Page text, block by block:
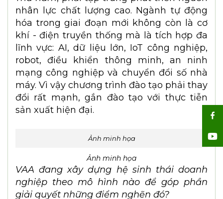
nay nhiều doanh nghiệp vẫn coi đầu tư
nghiên cứu là chi phí, trong khi thực chất
đây là đầu tư cho năng lực cạnh tranh dài
hạn. Nếu có chính sách ưu đãi thuế, quỹ
đổi mới công nghệ, cơ chế chia sẻ rủi ro và
bảo hộ sở hữu trí tuệ tốt hơn thì doanh
nghiệp sẽ chủ động “bắt tay” với Hội nghề
nghiệp, viện trường, nhà khoa học nhiều
hơn.
, phải tập trung phát triển nguồn
hóa trong giai đoạn mới không còn là cơ
khí - điện truyền thống mà là tích hợp đa
lĩnh vực: AI, dữ liệu lớn, IoT công nghiệp,
robot, điều khiển thông minh, an ninh
mạng công nghiệp và chuyển đổi số nhà